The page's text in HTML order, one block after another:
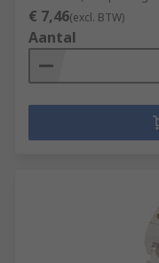
€ 7,46(excl. BTW)
Aantal